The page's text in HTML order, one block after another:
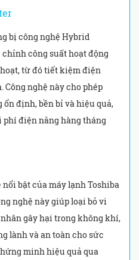
bị công nghệ Hybrid
công suất hoạt động
từ đó tiết kiệm điện
nghệ này cho phép
ổn định, bền bỉ và hiệu quả,
điện năng hàng tháng
bật của máy lạnh Toshiba
nghệ này giúp loại bỏ vi
gây hại trong không khí,
lành và an toàn cho sức
minh hiệu quả qua